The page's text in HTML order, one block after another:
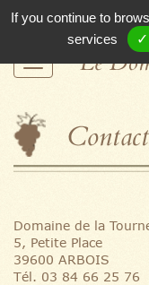
Le
Contact
Domaine de la
5, Petite Place
39600 ARBOIS
Tél. 03 84 66 25 76
If you continue to
services
✓